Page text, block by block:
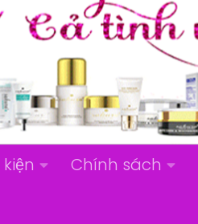
Chính sách